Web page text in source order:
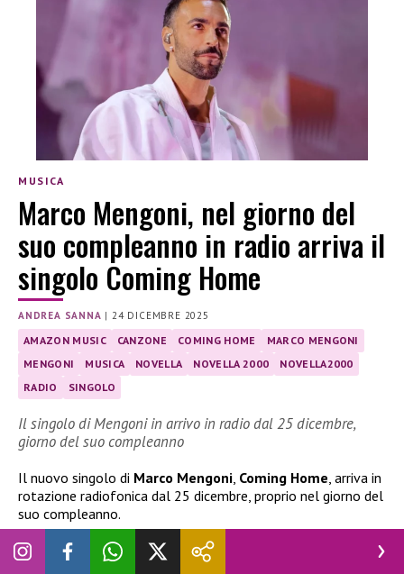
MUSICA
Marco Mengoni, nel giorno del
suo compleanno in radio arriva il
singolo Coming Home
ANDREA SANNA |24 DICEMBRE 2025
AMAZON MUSIC CANZONE COMING HOME
MARCO MENGONI
MENGONI
MUSICA NOVELLA NOVELLA 2000
NOVELLA2000
RADIO
SINGOLO
Il singolo di Mengoni in arrivo in radio dal 25 dicembre,
giorno del suo compleanno
Il nuovo singolo di Marco Mengoni Coming Home , arriva in
rotazione radiofonica dal 25 dicembre, proprio nel giorno del
suo compleanno.
Il singolo di Marco Mengoni in radio il 25